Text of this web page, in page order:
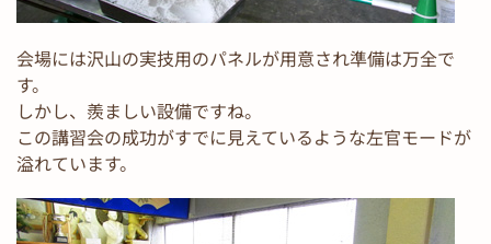
会場には沢山の実技用のパネルが用意され準備は万全で
す。
しかし、羨ましい設備ですね。
この講習会の成功がすでに見えているような左官モードが
溢れています。